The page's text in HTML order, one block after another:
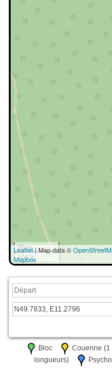
30 m
100 ft
Leaflet| Map data ©
Mapbox
: Bloc : Couenne
longueurs)
: